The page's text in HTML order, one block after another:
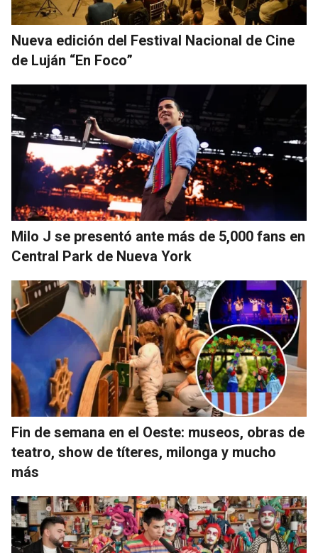
Nueva edición del Festival Nacional de Cine
de Luján “En Foco”
Milo J se presentó ante más de 5,000 fans en
Central Park de Nueva York
Fin de semana en el Oeste: museos, obras de
teatro, show de títeres, milonga y mucho
más